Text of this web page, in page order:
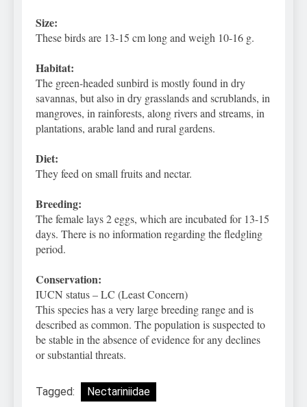
Size:
These birds are 13-15 cm long and weigh 10-16 g.
Habitat:
The green-headed sunbird is mostly found in dry
savannas, but also in dry grasslands and scrublands, in
mangroves, in rainforests, along rivers and streams, in
plantations, arable land and rural gardens.
Diet:
They feed on small fruits and nectar.
Breeding:
The female lays 2 eggs, which are incubated for 13-15
days. There is no information regarding the fledgling
period.
Conservation:
IUCN status – LC (Least Concern)
This species has a very large breeding range and is
described as common. The population is suspected to
be stable in the absence of evidence for any declines
or substantial threats.
Tagged: Nectariniidae